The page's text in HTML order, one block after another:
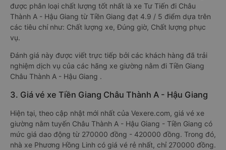
được phân loại chất lượng tốt nhất là xe Tư Tiến đi Châu
Thành A - Hậu Giang từ Tiền Giang đạt 4.9 / 5 điểm dựa trên
các tiêu chí như: Chất lượng xe, Đúng giờ, Chất lượng phục
vụ.
Đánh giá này được viết trực tiếp bởi các khách hàng đã trải
nghiệm dịch vụ của các hãng xe giường nằm đi Tiền Giang
Châu Thành A - Hậu Giang .
3. Giá vé xe Tiền Giang Châu Thành A - Hậu Giang
Hiện tại, theo cập nhật mới nhất của Vexere.com, giá vé xe
giường nằm tuyến Châu Thành A - Hậu Giang - Tiền Giang có
mức giá dao động từ 270000 đồng - 420000 đồng. Trong đó,
nhà xe Phương Hồng Linh có giá vé rẻ nhất, chỉ 270000 đồng.